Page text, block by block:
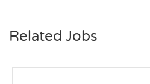
Related Jobs